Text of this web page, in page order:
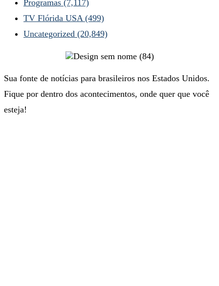
Programas (7,117)
TV Flórida USA (499)
Uncategorized (20,849)
Sua fonte de notícias para brasileiros nos Estados Unidos.
Fique por dentro dos acontecimentos, onde quer que você
esteja!